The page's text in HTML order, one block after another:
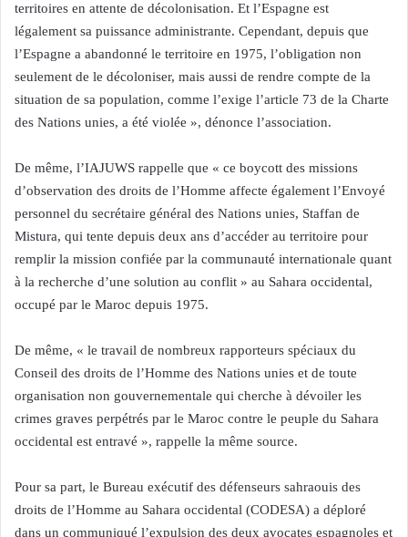
territoires en attente de décolonisation. Et l’Espagne est
légalement sa puissance administrante. Cependant, depuis que
l’Espagne a abandonné le territoire en 1975, l’obligation non
seulement de le décoloniser, mais aussi de rendre compte de la
situation de sa population, comme l’exige l’article 73 de la Charte
des Nations unies, a été violée », dénonce l’association.
De même, l’IAJUWS rappelle que « ce boycott des missions
d’observation des droits de l’Homme affecte également l’Envoyé
personnel du secrétaire général des Nations unies, Staffan de
Mistura, qui tente depuis deux ans d’accéder au territoire pour
remplir la mission confiée par la communauté internationale quant
à la recherche d’une solution au conflit » au Sahara occidental,
occupé par le Maroc depuis 1975.
De même, « le travail de nombreux rapporteurs spéciaux du
Conseil des droits de l’Homme des Nations unies et de toute
organisation non gouvernementale qui cherche à dévoiler les
crimes graves perpétrés par le Maroc contre le peuple du Sahara
occidental est entravé », rappelle la même source.
Pour sa part, le Bureau exécutif des défenseurs sahraouis des
droits de l’Homme au Sahara occidental (CODESA) a déploré
dans un communiqué l’expulsion des deux avocates espagnoles et